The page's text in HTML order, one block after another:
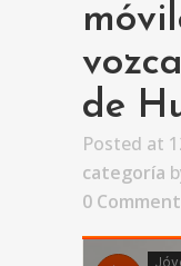
de
Posted at
categoría
0